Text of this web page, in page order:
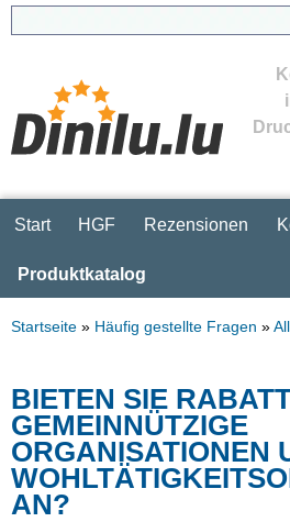
Start HGF Rezensionen
Produktkatalog
Startseite » Häufig gestellte Fragen »
BIETEN SIE
GEMEINNÜTZIGE
ORGANISATIONEN
AN?